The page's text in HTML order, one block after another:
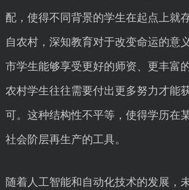
配，使得不同背景的学生在起点上就
自农村，深知教育对于改变命运的意
市学生能够享受更好的师资、更丰富
农村学生往往需要付出更多努力才能
可。这种结构性不平等，使得学历在
社会阶层再生产的工具。
随着人工智能和自动化技术的发展，